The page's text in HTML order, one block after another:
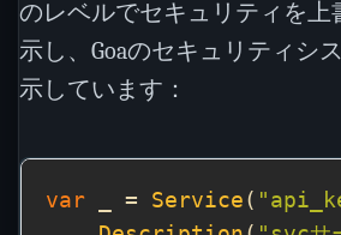
のレベルでセキュリティを上
示し、Goaのセキュリティシ
示しています：
var _ = Service (